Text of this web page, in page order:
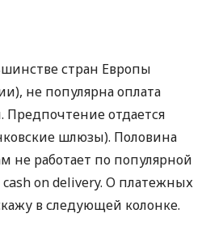
стран Европы
не популярна оплата
Предпочтение отдается
шлюзы). Половина
не работает по популярной
on delivery. О платежных
в следующей колонке.